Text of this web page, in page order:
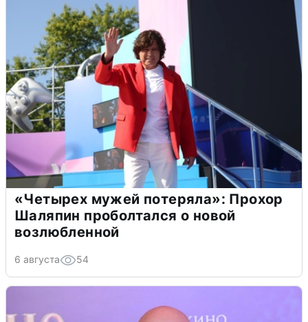
«Четырех мужей потеряла»: Прохор
Шаляпин проболтался о новой
возлюбленной
6 августа 54